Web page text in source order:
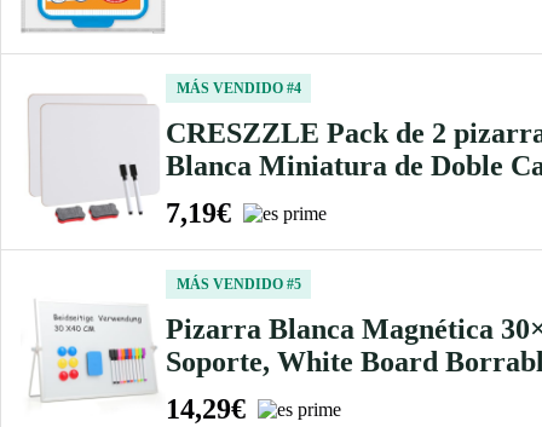
MÁS VENDIDO #4
CRESZZLE Pack de 2
Blanca Miniatura de Doble
7,19€
MÁS VENDIDO #5
Pizarra Blanca Magnética
Soporte, White Board
14,29€